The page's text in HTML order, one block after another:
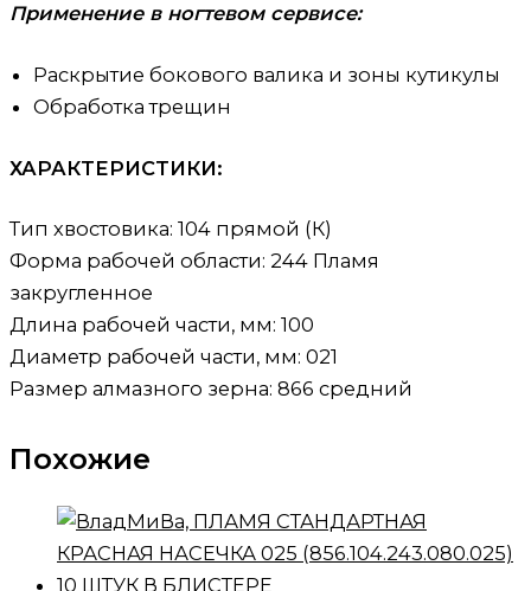
Применение в ногтевом сервисе:
Раскрытие бокового валика и зоны кутикулы
Обработка трещин
ХАРАКТЕРИСТИКИ:
Тип хвостовика: 104 прямой (К)
Форма рабочей области: 244 Пламя
закругленное
Длина рабочей части, мм: 100
Диаметр рабочей части, мм: 021
Размер алмазного зерна: 866 средний
Похожие